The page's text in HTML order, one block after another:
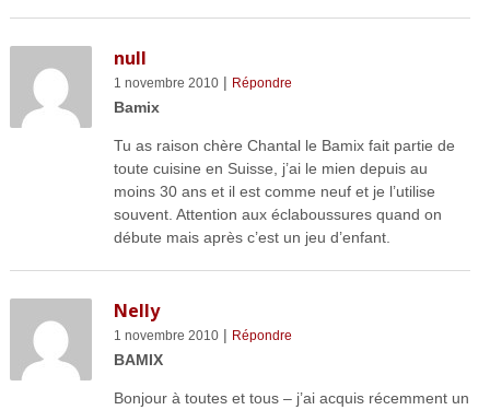
null
1 novembre 2010| Répondre
Bamix
Tu as raison chère Chantal le Bamix fait partie de
toute cuisine en Suisse, j’ai le mien depuis au
moins 30 ans et il est comme neuf et je l’utilise
souvent. Attention aux éclaboussures quand on
débute mais après c’est un jeu d’enfant.
Nelly
1 novembre 2010| Répondre
BAMIX
Bonjour à toutes et tous – j’ai acquis récemment un